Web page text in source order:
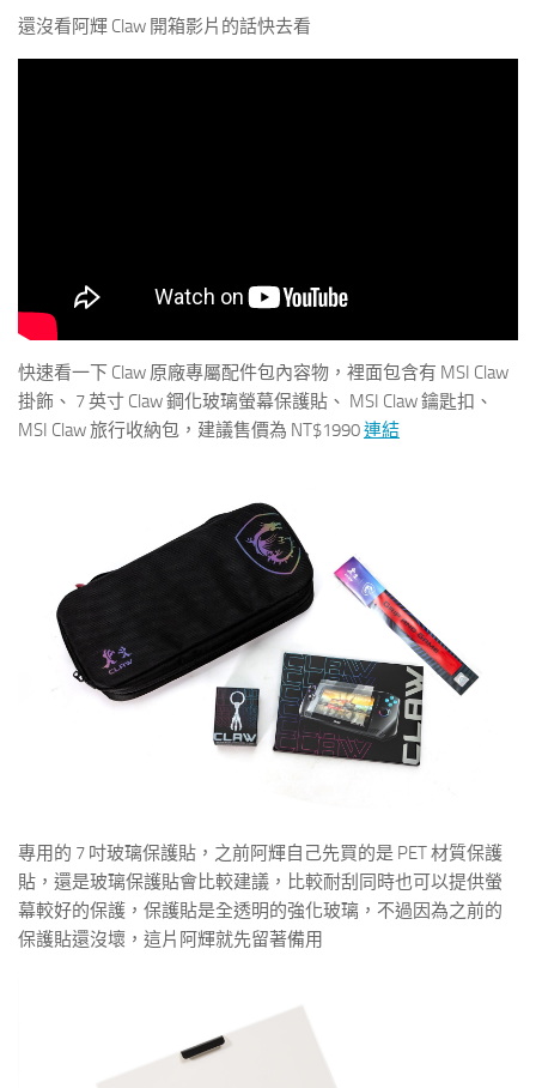
還沒看阿輝 Claw 開箱影片的話快去看
快速看一下 Claw 原廠專屬配件包內容物，裡面包含有 MSI Claw
掛飾、 7 英寸 Claw 鋼化玻璃螢幕保護貼、 MSI Claw 鑰匙扣、
MSI Claw 旅行收納包，建議售價為 NT$1990連結
專用的 7 吋玻璃保護貼，之前阿輝自己先買的是 PET 材質保護
貼，還是玻璃保護貼會比較建議，比較耐刮同時也可以提供螢
幕較好的保護，保護貼是全透明的強化玻璃，不過因為之前的
保護貼還沒壞，這片阿輝就先留著備用